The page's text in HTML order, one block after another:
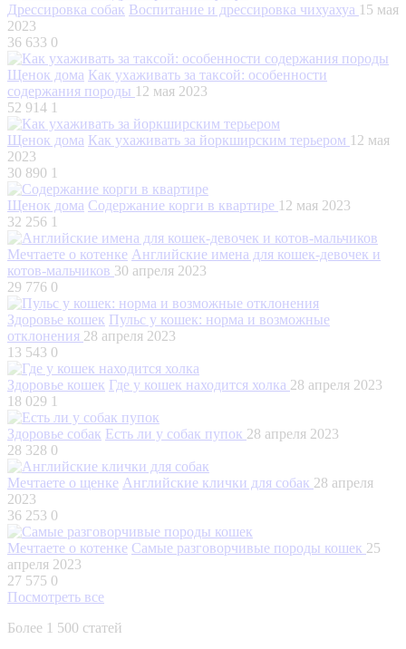
Дрессировка собак Воспитание и дрессировка чихуахуа 15 мая
2023
36 633 0
Щенок дома Как ухаживать за таксой: особенности
содержания породы 12 мая 2023
52 914 1
Щенок дома Как ухаживать за йоркширским терьером 12 мая
2023
30 890 1
Щенок дома Содержание корги в квартире 12 мая 2023
32 256 1
Мечтаете о котенке Английские имена для кошек-девочек и
котов-мальчиков 30 апреля 2023
29 776 0
Здоровье кошек Пульс у кошек: норма и возможные
отклонения 28 апреля 2023
13 543 0
Здоровье кошек Где у кошек находится холка 28 апреля 2023
18 029 1
Здоровье собак Есть ли у собак пупок 28 апреля 2023
28 328 0
Мечтаете о щенке Английские клички для собак 28 апреля
2023
36 253 0
Мечтаете о котенке Самые разговорчивые породы кошек 25
апреля 2023
27 575 0
Посмотреть все
Более 1 500 статей